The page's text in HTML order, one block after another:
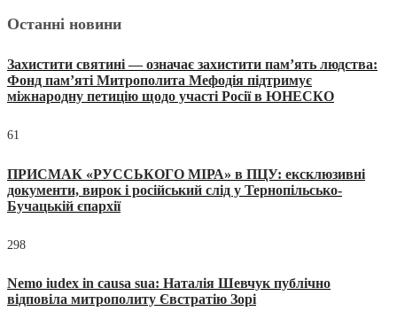
Останні новини
Захистити святині — означає захистити пам’ять людства:
Фонд пам’яті Митрополита Мефодія підтримує
міжнародну петицію щодо участі Росії в ЮНЕСКО
61
ПРИСМАК «РУССЬКОГО МІРА» в ПЦУ: ексклюзивні
документи, вирок і російський слід у Тернопільсько-
Бучацькій єпархії
298
Nemo iudex in causa sua: Наталія Шевчук публічно
відповіла митрополиту Євстратію Зорі